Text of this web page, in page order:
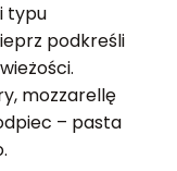
typu
podkreśli
mozzarellę
– pasta